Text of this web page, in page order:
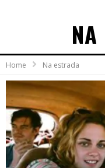
A
NA
Home Na estrada